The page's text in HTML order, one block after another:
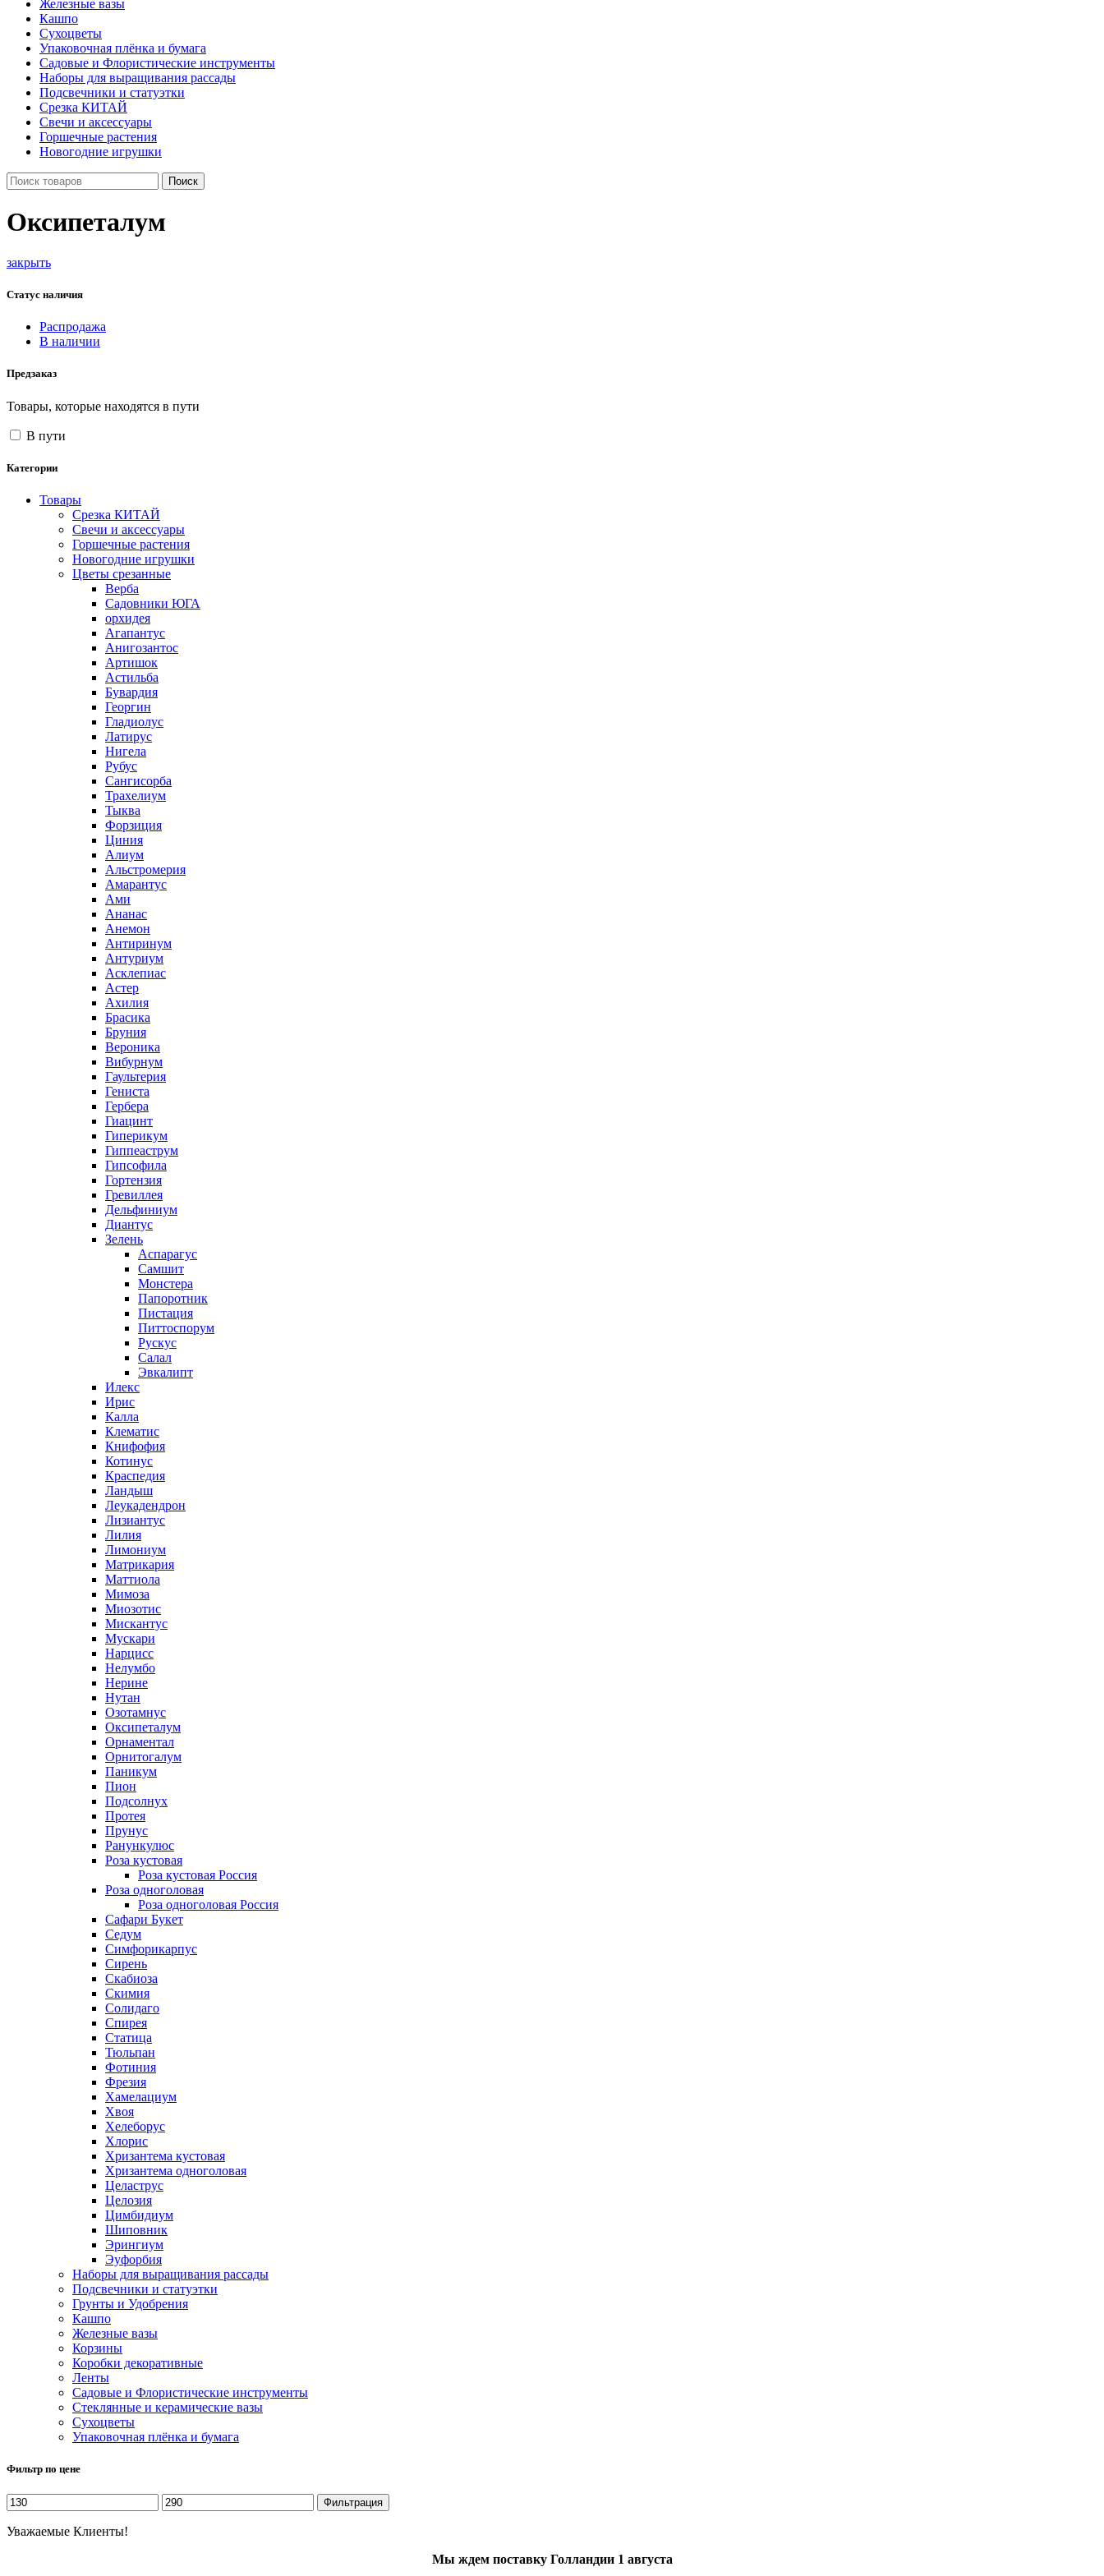
Железные вазы
Кашпо
Сухоцветы
Упаковочная плёнка и бумага
Садовые и Флористические инструменты
Наборы для выращивания рассады
Подсвечники и статуэтки
Срезка КИТАЙ
Свечи и аксессуары
Горшечные растения
Новогодние игрушки
Поиск
Оксипеталум
закрыть
Статус наличия
Распродажа
В наличии
Предзаказ
Товары, которые находятся в пути
В пути
Категории
Товары
Срезка КИТАЙ
Свечи и аксессуары
Горшечные растения
Новогодние игрушки
Цветы срезанные
Верба
Садовники ЮГА
орхидея
Агапантус
Анигозантос
Артишок
Астильба
Бувардия
Георгин
Гладиолус
Латирус
Нигела
Рубус
Сангисорба
Трахелиум
Тыква
Форзиция
Циния
Алиум
Альстромерия
Амарантус
Ами
Ананас
Анемон
Антиринум
Антуриум
Асклепиас
Астер
Ахилия
Брасика
Бруния
Вероника
Вибурнум
Гаультерия
Гениста
Гербера
Гиацинт
Гиперикум
Гиппеаструм
Гипсофила
Гортензия
Гревиллея
Дельфиниум
Диантус
Зелень
Аспарагус
Самшит
Монстера
Папоротник
Пистация
Питтоспорум
Рускус
Салал
Эвкалипт
Илекс
Ирис
Калла
Клематис
Книфофия
Котинус
Краспедия
Ландыш
Леукадендрон
Лизиантус
Лилия
Лимониум
Матрикария
Маттиола
Мимоза
Миозотис
Мискантус
Мускари
Нарцисс
Нелумбо
Нерине
Нутан
Озотамнус
Оксипеталум
Орнаментал
Орнитогалум
Паникум
Пион
Подсолнух
Протея
Прунус
Ранункулюс
Роза кустовая
Роза кустовая Россия
Роза одноголовая
Роза одноголовая Россия
Сафари Букет
Седум
Симфорикарпус
Сирень
Скабиоза
Скимия
Солидаго
Спирея
Статица
Тюльпан
Фотиния
Фрезия
Хамелациум
Хвоя
Хелеборус
Хлорис
Хризантема кустовая
Хризантема одноголовая
Целаструс
Целозия
Цимбидиум
Шиповник
Эрингиум
Эуфорбия
Наборы для выращивания рассады
Подсвечники и статуэтки
Грунты и Удобрения
Кашпо
Железные вазы
Корзины
Коробки декоративные
Ленты
Садовые и Флористические инструменты
Стеклянные и керамические вазы
Сухоцветы
Упаковочная плёнка и бумага
Фильтр по цене
Минимальная
цена
Максимальная
цена
Фильтрация
Уважаемые Клиенты!
Мы ждем поставку Голландии 1 августа